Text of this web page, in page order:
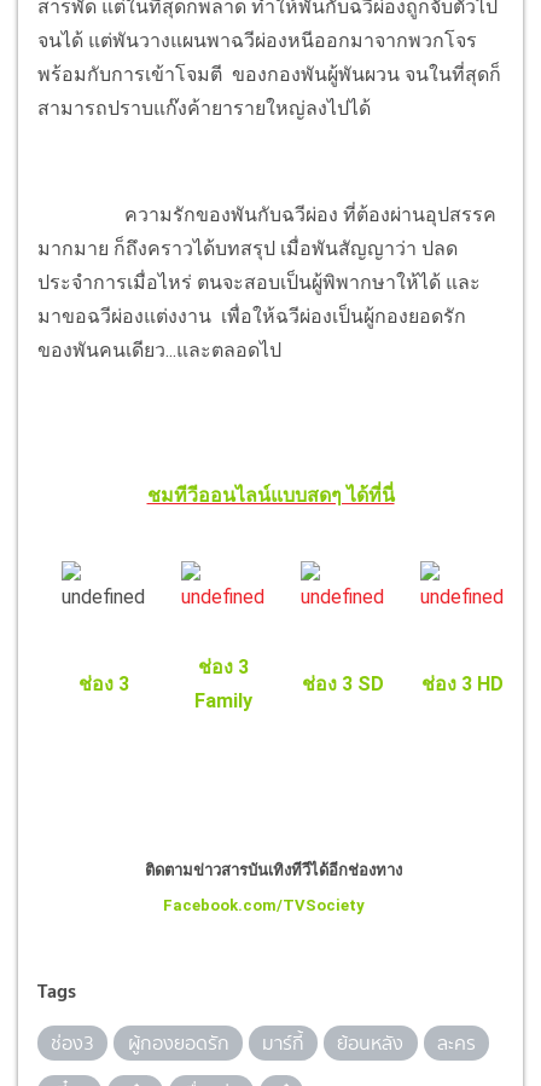
สารพัด แต่ในที่สุดก็พลาด ทำให้พันกับฉวีผ่องถูกจับตัวไป
จนได้ แต่พันวางแผนพาฉวีผ่องหนีออกมาจากพวกโจร
พร้อมกับการเข้าโจมตี ของกองพันผู้พันผวน จนในที่สุดก็
สามารถปราบแก๊งค้ายารายใหญ่ลงไปได้
ความรักของพันกับฉวีผ่อง ที่ต้องผ่านอุปสรรค
มากมาย ก็ถึงคราวได้บทสรุป เมื่อพันสัญญาว่า ปลด
ประจำการเมื่อไหร่ ตนจะสอบเป็นผู้พิพากษาให้ได้ และ
มาขอฉวีผ่องแต่งงาน เพื่อให้ฉวีผ่องเป็นผู้กองยอดรัก
ของพันคนเดียว...และตลอดไป
ชมทีวีออนไลน์แบบสดๆ ได้ที่นี่
ช่อง 3
ช่อง 3
Family
ช่อง 3 SD ช่อง 3 HD
ติดตามข่าวสารบันเทิงทีวีได้อีกช่องทาง
Facebook.com/TVSociety
Tags
ช่อง3 ผู้กองยอดรัก มาร์กี้ ย้อนหลัง
ละคร